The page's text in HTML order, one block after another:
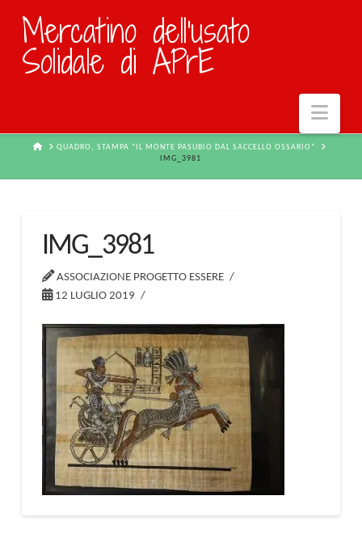
Mercatino dell'usato
Solidale di APrE
HOMEQUADRO, STAMPA “IL MONTE PASUBIO DAL SACCELLO OSSARIO”
IMG_3981
IMG_3981
ASSOCIAZIONE PROGETTO ESSERE
12 LUGLIO 2019